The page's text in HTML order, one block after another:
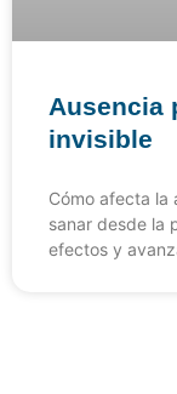
Ausencia
invisible
Cómo afecta la
sanar desde la
efectos y